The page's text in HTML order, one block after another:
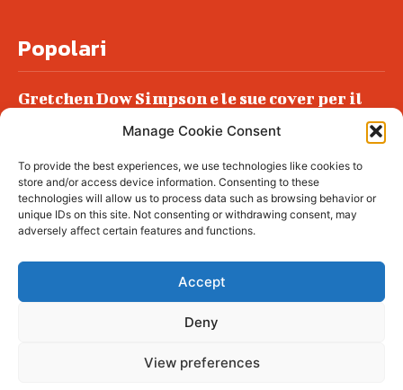
Manage Cookie Consent
To provide the best experiences, we use technologies like cookies to
store and/or access device information. Consenting to these
technologies will allow us to process data such as browsing behavior or
unique IDs on this site. Not consenting or withdrawing consent, may
adversely affect certain features and functions.
Accept
Deny
View preferences
Popolari
Gretchen Dow Simpson e le sue cover per il
Podlech, il Cile lo ha condannato
all’ergastolo
Era ubriaca…
© tagDiv - All rights reserved. Made with
complete News Portal about living, lifestyle,
fashion and wellness. Take your time and